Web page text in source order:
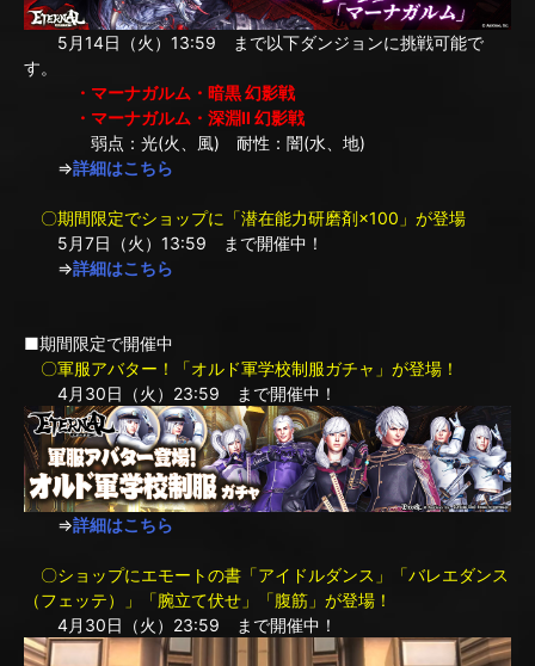
5月14日（火）13:59 まで以下ダンジョンに挑戦可能で
す。
・マーナガルム・暗黒 幻影戦
・マーナガルム・深淵II 幻影戦
弱点：光(火、風) 耐性：闇(水、地)
⇒詳細はこちら
〇期間限定でショップに「潜在能力研磨剤×100」が登場
5月7日（火）13:59 まで開催中！
⇒詳細はこちら
■期間限定で開催中
〇軍服アバター！「オルド軍学校制服ガチャ」が登場！
4月30日（火）23:59 まで開催中！
⇒詳細はこちら
〇ショップにエモートの書「アイドルダンス」「バレエダンス
（フェッテ）」「腕立て伏せ」「腹筋」が登場！
4月30日（火）23:59 まで開催中！